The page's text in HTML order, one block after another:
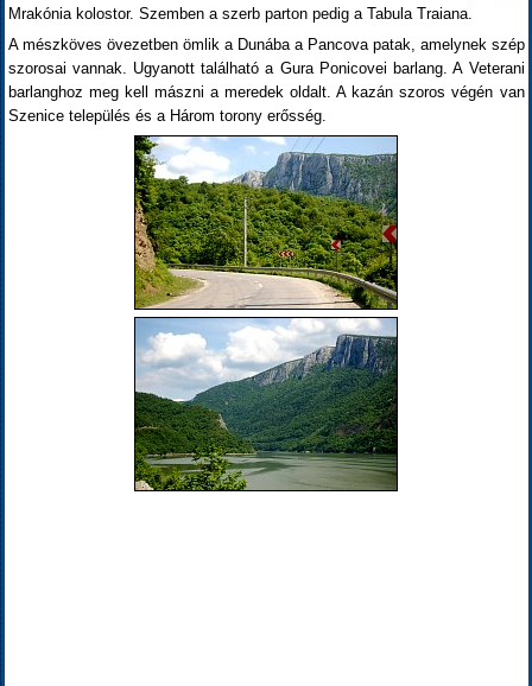
Mrakónia kolostor. Szemben a szerb parton pedig a Tabula Traiana.
A mészköves övezetben ömlik a Dunába a Pancova patak, amelynek szép
szorosai vannak. Ugyanott található a Gura Ponicovei barlang. A Veterani
barlanghoz meg kell mászni a meredek oldalt. A kazán szoros végén van
Szenice település és a Három torony erősség.